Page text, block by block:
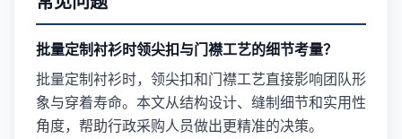
批量定制衬衫时领尖扣与门襟工艺的细节考量？
批量定制衬衫时，领尖扣和门襟工艺直接影响团队形
象与穿着寿命。本文从结构设计、缝制细节和实用性
角度，帮助行政采购人员做出更精准的决策。